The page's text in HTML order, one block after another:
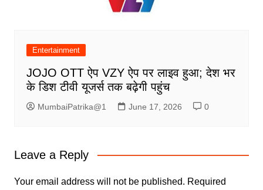
Entertainment
JOJO OTT ऐप VZY ऐप पर लाइव हुआ; देश भर
के डिश टीवी यूजर्स तक बढ़ेगी पहुंच
MumbaiPatrika@1 June 17, 2026 0
Leave a Reply
Your email address will not be published. Required